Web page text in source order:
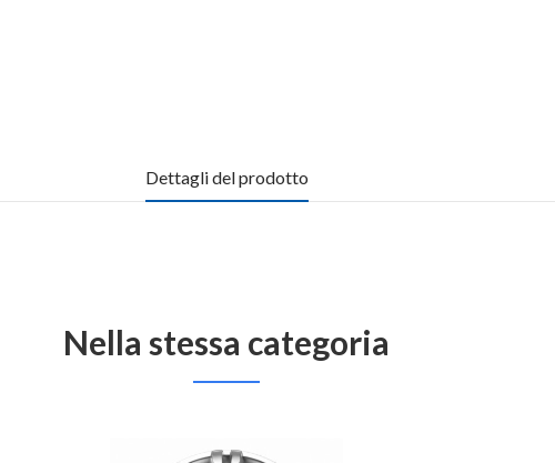
Dettagli del prodotto
Nella stessa categoria